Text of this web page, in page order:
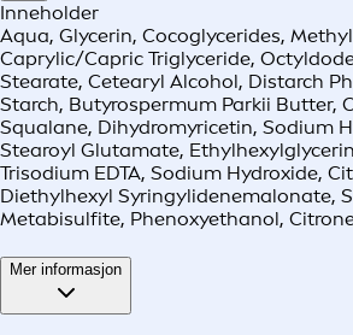
Inneholder
Aqua, Glycerin, Cocoglycerides,
Caprylic/Capric Triglyceride,
Stearate, Cetearyl Alcohol, Distarch
Starch, Butyrospermum Parkii Butter,
Squalane, Dihydromyricetin, Sodium
Stearoyl Glutamate,
Trisodium EDTA, Sodium Hydroxide,
Diethylhexyl Syringylidenemalonate,
Metabisulfite, Phenoxyethanol,
Mer informasjon